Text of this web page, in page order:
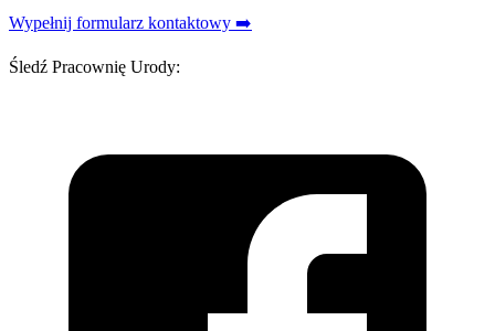
Wypełnij formularz kontaktowy ➡️
Śledź Pracownię Urody: